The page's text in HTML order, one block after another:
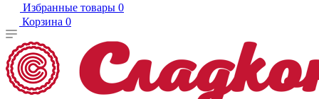
Избранные товары 0
Корзина 0